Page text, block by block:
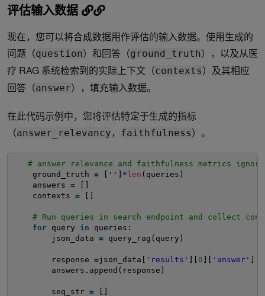
评估输入数据
现在，您可以将合成数据用作评估的输入数据。使用生成的
问题（question）和回答（ground_truth），以及从医
疗 RAG 系统检索到的实际上下文（contexts）及其相应
回答（answer），填充输入数据。
在此代码示例中，您将评估特定于生成的指标
（answer_relevancy ， faithfulness）。
# answer relevance and faithfulness metrics
ground_truth = [''] * len (queries)
answers =
contexts =
# Run queries in search endpoint and collect
for
query in
queries:
json_data = query_rag(query)
response =json_data[ 'results' 0 'answer'
answers.append(response)
seq_str =